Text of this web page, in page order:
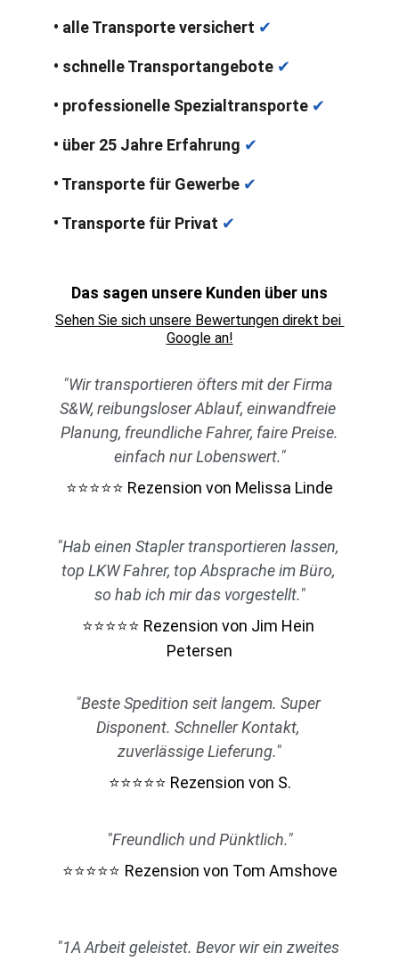
• über 25 Jahre Erfahrung ✔
• Transporte für Gewerbe ✔
• Transporte für Privat ✔
• alle Transporte versichert ✔
• schnelle Transportangebote ✔
• professionelle Spezialtransporte ✔
Das sagen unsere Kunden über uns
Sehen Sie sich unsere Bewertungen direkt bei
Google an!
"Wir transportieren öfters mit der Firma
S&W, reibungsloser Ablauf, einwandfreie
Planung, freundliche Fahrer, faire Preise.
einfach nur Lobenswert."
⭐⭐⭐⭐⭐ Rezension von Melissa Linde
"Hab einen Stapler transportieren lassen,
top LKW Fahrer, top Absprache im Büro,
so hab ich mir das vorgestellt."
⭐⭐⭐⭐⭐ Rezension von Jim Hein
Petersen
"Freundlich und Pünktlich."
⭐⭐⭐⭐⭐ Rezension von Tom Amshove
"Beste Spedition seit langem. Super
Disponent. Schneller Kontakt,
zuverlässige Lieferung."
⭐⭐⭐⭐⭐ Rezension von S.
"1A Arbeit geleistet. Bevor wir ein zweites